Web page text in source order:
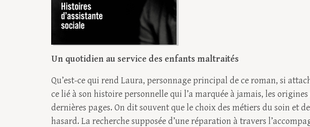
Un quotidien au service des enfants maltraités
Qu’est-ce qui rend Laura, personnage principal de ce roman, si
ce lié à son histoire personnelle qui l’a marquée à jamais, les origines
dernières pages. On dit souvent que le choix des métiers du soin et
hasard. La recherche supposée d’une réparation à travers